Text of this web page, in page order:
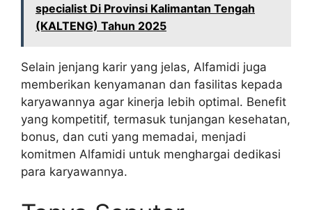
specialist Di Provinsi Kalimantan Tengah
(KALTENG) Tahun 2025
Selain jenjang karir yang jelas, Alfamidi juga
memberikan kenyamanan dan fasilitas kepada
karyawannya agar kinerja lebih optimal. Benefit
yang kompetitif, termasuk tunjangan kesehatan,
bonus, dan cuti yang memadai, menjadi
komitmen Alfamidi untuk menghargai dedikasi
para karyawannya.